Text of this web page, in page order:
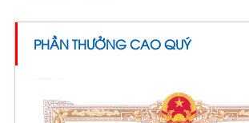
PHẦN THƯỞNG CAO QUÝ